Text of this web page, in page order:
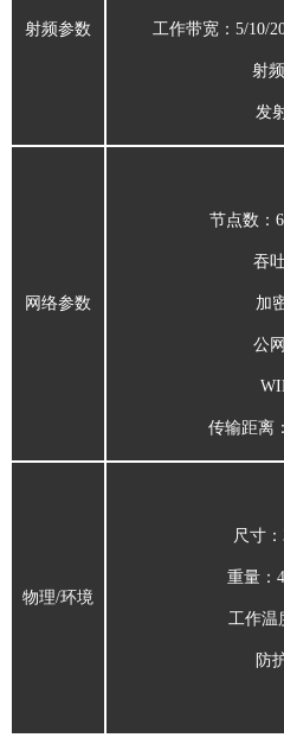
射频参数 工作带宽：5/10/
射
发
网络参数
节点数：
吞
加
公
传输距离：
物理/环境
尺寸：
重量：
工作温
防